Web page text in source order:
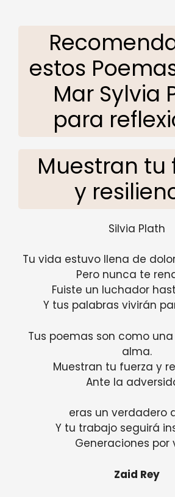
estos
Mar Sylvia
para
Muestran tu
y
Silvia Plath
Tu vida estuvo llena de
Pero nunca te
Fuiste un luchador
Y tus palabras vivirán
Tus poemas son como
alma.
Muestran tu fuerza y
Ante la
eras un verdadero
Y tu trabajo seguirá
Generaciones por
Zaid Rey